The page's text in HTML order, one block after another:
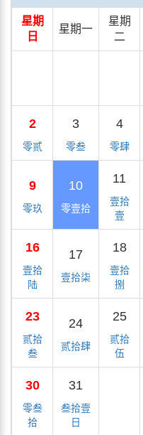
星期
日
星期一
星期
二
2
零贰
3
零叁
4
零肆
9
零玖
10
零壹拾
11
壹拾
壹
16
壹拾
陆
17
壹拾柒
18
壹拾
捌
23
贰拾
叁
24
贰拾肆
25
贰拾
伍
30
零叁
拾
31
叁拾壹
日